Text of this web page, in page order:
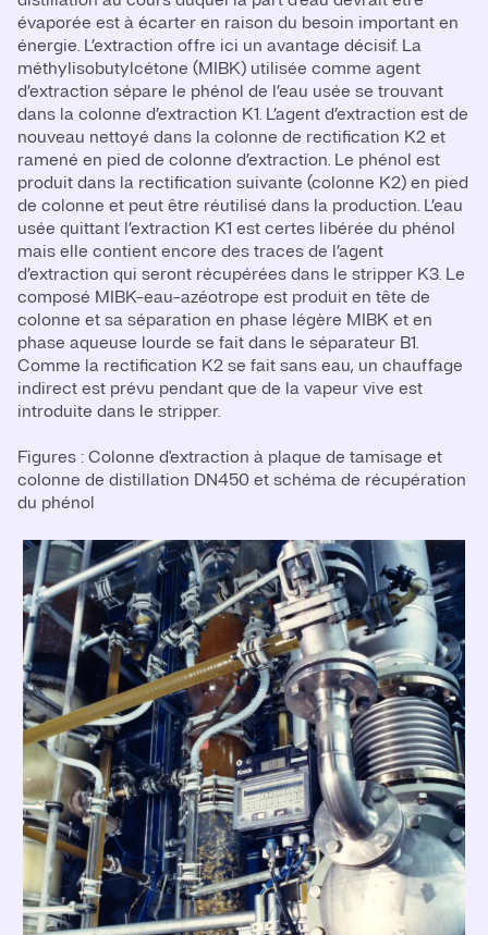
évaporée est à écarter en raison du besoin important en
énergie. L’extraction offre ici un avantage décisif. La
méthylisobutylcétone (MIBK) utilisée comme agent
d’extraction sépare le phénol de l’eau usée se trouvant
dans la colonne d’extraction K1. L’agent d’extraction est de
nouveau nettoyé dans la colonne de rectification K2 et
ramené en pied de colonne d’extraction. Le phénol est
produit dans la rectification suivante (colonne K2) en pied
de colonne et peut être réutilisé dans la production. L’eau
usée quittant l’extraction K1 est certes libérée du phénol
mais elle contient encore des traces de l’agent
d’extraction qui seront récupérées dans le stripper K3. Le
composé MIBK-eau-azéotrope est produit en tête de
colonne et sa séparation en phase légère MIBK et en
phase aqueuse lourde se fait dans le séparateur B1.
Comme la rectification K2 se fait sans eau, un chauffage
indirect est prévu pendant que de la vapeur vive est
introduite dans le stripper.
Figures : Colonne d'extraction à plaque de tamisage et
colonne de distillation DN450 et schéma de récupération
du phénol